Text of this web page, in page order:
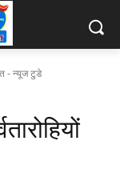
- न्यूज टुडे